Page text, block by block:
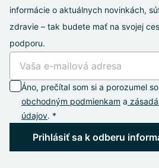
informácie o aktuálnych novinkách,
zdravie – tak budete mať na svojej
podporu.
Áno, prečítal som si a porozumel
obchodným podmienkam a
údajov. *
Prihlásiť sa k odberu